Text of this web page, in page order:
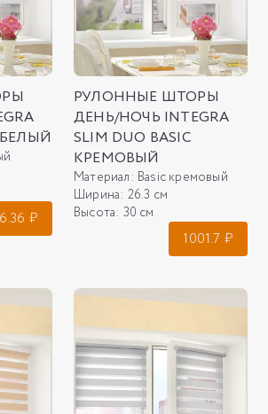
БЕЛЫЙ
₽
РУЛОННЫЕ ШТОРЫ
ДЕНЬ/НОЧЬ INTEGRA
SLIM DUO BASIC
КРЕМОВЫЙ
Материал: Basic кремовый
Ширина: 26.3 см
Высота: 30 см
1001.7 ₽